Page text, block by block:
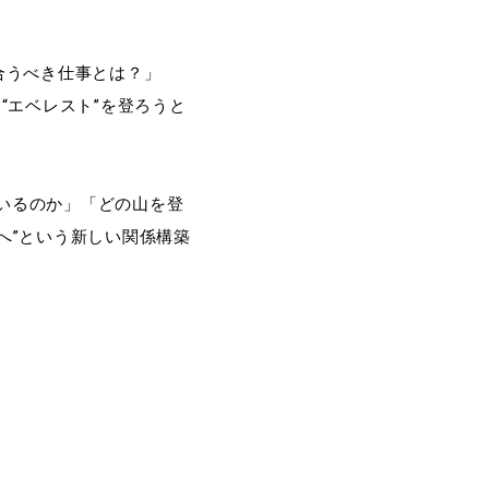
べき仕事とは？」
ベレスト”を登ろうと
るのか」「どの山を登
”という新しい関係構築